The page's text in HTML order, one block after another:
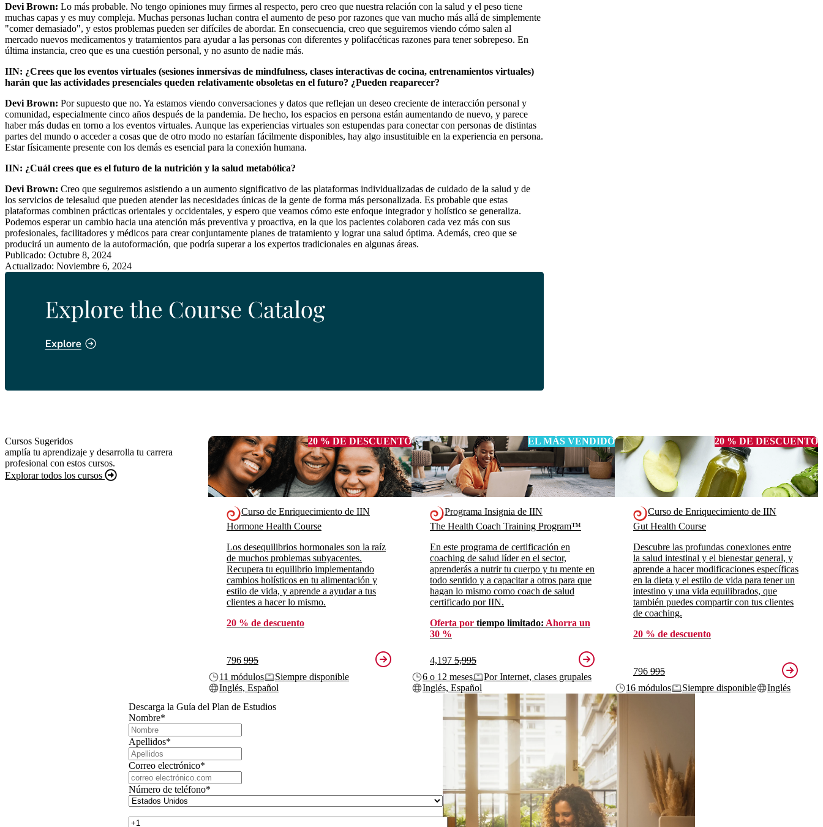
Devi Brown: Lo más probable. No tengo opiniones muy firmes al respecto, pero creo que nuestra relación con la salud y el peso tiene
muchas capas y es muy compleja. Muchas personas luchan contra el aumento de peso por razones que van mucho más allá de simplemente
"comer demasiado", y estos problemas pueden ser difíciles de abordar. En consecuencia, creo que seguiremos viendo cómo salen al
mercado nuevos medicamentos y tratamientos para ayudar a las personas con diferentes y polifacéticas razones para tener sobrepeso. En
última instancia, creo que es una cuestión personal, y no asunto de nadie más.
IIN: ¿Crees que los eventos virtuales (sesiones inmersivas de mindfulness, clases interactivas de cocina, entrenamientos virtuales)
harán que las actividades presenciales queden relativamente obsoletas en el futuro? ¿Pueden reaparecer?
Devi Brown: Por supuesto que no. Ya estamos viendo conversaciones y datos que reflejan un deseo creciente de interacción personal y
comunidad, especialmente cinco años después de la pandemia. De hecho, los espacios en persona están aumentando de nuevo, y parece
haber más dudas en torno a los eventos virtuales. Aunque las experiencias virtuales son estupendas para conectar con personas de distintas
partes del mundo o acceder a cosas que de otro modo no estarían fácilmente disponibles, hay algo insustituible en la experiencia en persona.
Estar físicamente presente con los demás es esencial para la conexión humana.
IIN: ¿Cuál crees que es el futuro de la nutrición y la salud metabólica?
Devi Brown: Creo que seguiremos asistiendo a un aumento significativo de las plataformas individualizadas de cuidado de la salud y de
los servicios de telesalud que pueden atender las necesidades únicas de la gente de forma más personalizada. Es probable que estas
plataformas combinen prácticas orientales y occidentales, y espero que veamos cómo este enfoque integrador y holístico se generaliza.
Podemos esperar un cambio hacia una atención más preventiva y proactiva, en la que los pacientes colaboren cada vez más con sus
profesionales, facilitadores y médicos para crear conjuntamente planes de tratamiento y lograr una salud óptima. Además, creo que se
producirá un aumento de la autoformación, que podría superar a los expertos tradicionales en algunas áreas.
Publicado: Octubre 8, 2024
Actualizado: Noviembre 6, 2024
Cursos Sugeridos
amplía tu aprendizaje y desarrolla tu carrera
profesional con estos cursos.
Explorar todos los cursos
20 % DE DESCUENTO
Curso de Enriquecimiento de IIN
Hormone Health Course
Los desequilibrios hormonales son la raíz
de muchos problemas subyacentes.
Recupera tu equilibrio implementando
cambios holísticos en tu alimentación y
estilo de vida, y aprende a ayudar a tus
clientes a hacer lo mismo.
20 % de descuento
796 995
11 módulos
Siempre disponible
Inglés, Español
EL MÁS VENDIDO
Programa Insignia de IIN
The Health Coach Training Program™
En este programa de certificación en
coaching de salud líder en el sector,
aprenderás a nutrir tu cuerpo y tu mente en
todo sentido y a capacitar a otros para que
hagan lo mismo como coach de salud
certificado por IIN.
Oferta por tiempo limitado: Ahorra un
30 %
4,197 5,995
6 o 12 meses
Por Internet, clases grupales
Inglés, Español
20 % DE DESCUENTO
Curso de Enriquecimiento de IIN
Gut Health Course
Descubre las profundas conexiones entre
la salud intestinal y el bienestar general, y
aprende a hacer modificaciones específicas
en la dieta y el estilo de vida para tener un
intestino y una vida equilibrados, que
también puedes compartir con tus clientes
de coaching.
20 % de descuento
796 995
16 módulos
Siempre disponible
Inglés
Descarga la Guía del Plan de Estudios
Nombre*
Apellidos*
Correo electrónico*
Número de teléfono*